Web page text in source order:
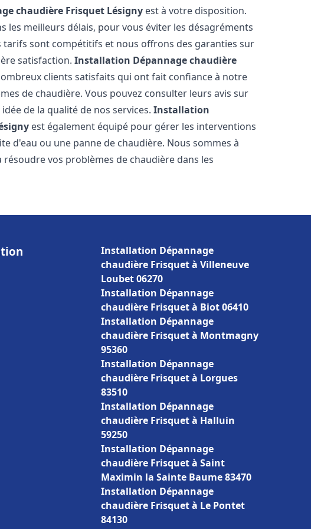
chaudière Frisquet Lésigny est à votre disposition.
les meilleurs délais, pour vous éviter les désagréments
tarifs sont compétitifs et nous offrons des garanties sur
satisfaction.Installation Dépannage chaudière
clients satisfaits qui ont fait confiance à notre
de chaudière. Vous pouvez consulter leurs avis sur
de la qualité de nos services.Installation
est également équipé pour gérer les interventions
d'eau ou une panne de chaudière. Nous sommes à
vos problèmes de chaudière dans les
Installation Dépannage
chaudière Frisquet à Villeneuve
Loubet 06270
Installation Dépannage
chaudière Frisquet à Biot 06410
Installation Dépannage
chaudière Frisquet à Montmagny
95360
Installation Dépannage
chaudière Frisquet à Lorgues
83510
Installation Dépannage
chaudière Frisquet à Halluin
59250
Installation Dépannage
chaudière Frisquet à Saint
Maximin la Sainte Baume 83470
Installation Dépannage
chaudière Frisquet à Le Pontet
84130